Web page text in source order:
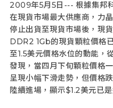
2009年5月5日--- 根據集邦
在現貨市場最大供應商，力
停止出貨至現貨市場後，現
DDR2 1Gb的現貨顆粒價格
至1.5美元價格水位的動能，
發現，當四月下旬顆粒價格
呈現小幅下滑走勢，但價格
陸續進場，顯示$1.2美元已